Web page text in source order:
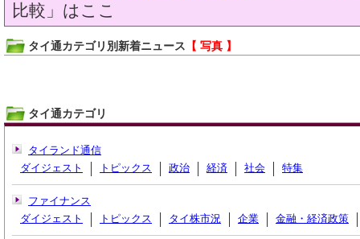
比較」はここ
タイ通カテゴリ別新着ニュース 【 写真 】
タイ通カテゴリ
タイランド通信
ダイジェスト
トピックス 政治 経済 社会 特集
ファイナンス
ダイジェスト
トピックス タイ株市況 企業 金融・経済政策